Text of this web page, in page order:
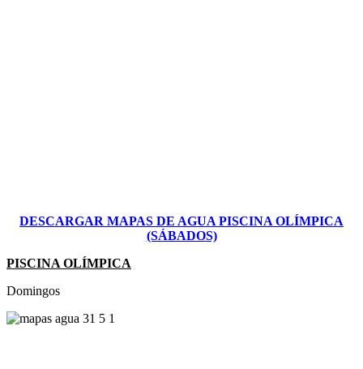
DESCARGAR MAPAS DE AGUA PISCINA OLÍMPICA
(SÁBADOS)
PISCINA OLÍMPICA
Domingos